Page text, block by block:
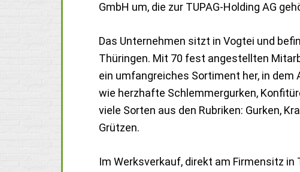
GmbH um, die zur TUPAG-Holding AG
Das Unternehmen sitzt in Vogtei und
Thüringen. Mit 70 fest angestellten
ein umfangreiches Sortiment her, in
wie herzhafte Schlemmergurken,
viele Sorten aus den Rubriken: Gurken,
Grützen.
Im Werksverkauf, direkt am Firmensitz